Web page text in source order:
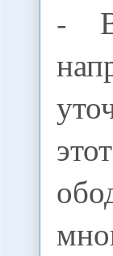
- В